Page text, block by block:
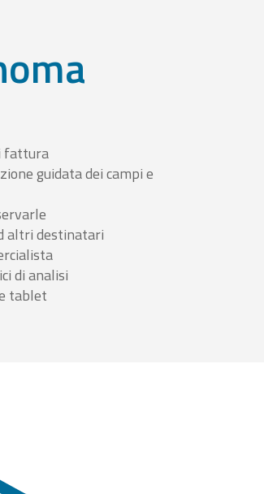
fattura
guidata dei campi e
altri destinatari
di analisi
tablet